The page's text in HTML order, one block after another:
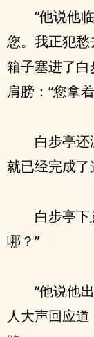
“他说他
您。我正犯
箱子塞进了
肩膀：“您拿
白步亭
就已经完成了
白步亭
哪？”
“他说他
人大声回应